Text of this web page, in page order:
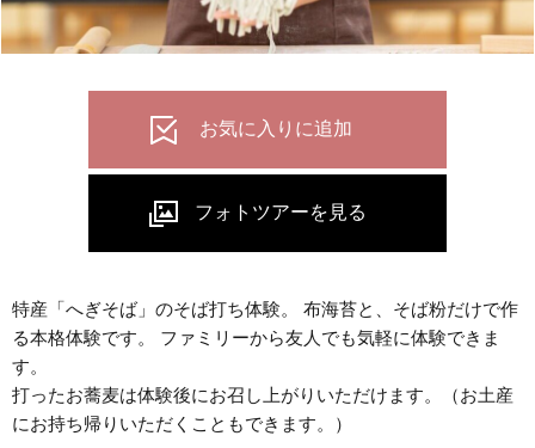
特産「へぎそば」のそば打ち体験。 布海苔と、そば粉だけで作
る本格体験です。 ファミリーから友人でも気軽に体験できま
す。
打ったお蕎麦は体験後にお召し上がりいただけます。（お土産
にお持ち帰りいただくこともできます。）